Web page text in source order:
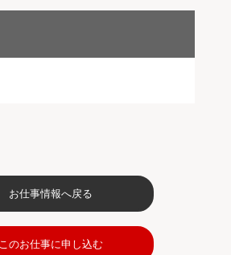
お仕事情報へ戻る
このお仕事に申し込む